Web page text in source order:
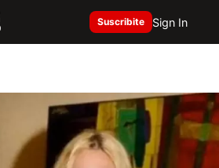
Suscribite Sign In